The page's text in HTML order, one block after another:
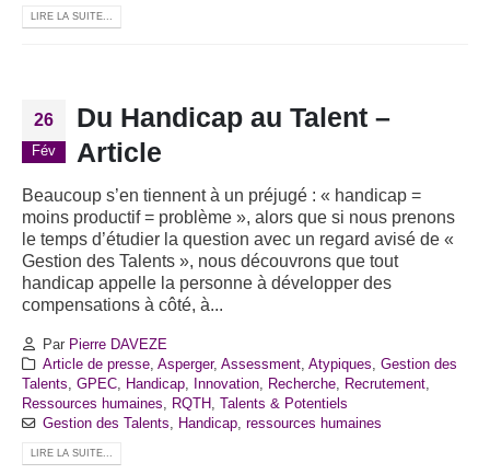
LIRE LA SUITE...
26
Fév
Du Handicap au Talent –
Article
Beaucoup s’en tiennent à un préjugé : « handicap =
moins productif = problème », alors que si nous prenons
le temps d’étudier la question avec un regard avisé de «
Gestion des Talents », nous découvrons que tout
handicap appelle la personne à développer des
compensations à côté, à...
Par Pierre DAVEZE
Article de presse, Asperger, Assessment, Atypiques, Gestion des
Talents, GPEC, Handicap, Innovation, Recherche, Recrutement,
Ressources humaines, RQTH,
Talents & Potentiels
Gestion des Talents, Handicap, ressources humaines
LIRE LA SUITE...